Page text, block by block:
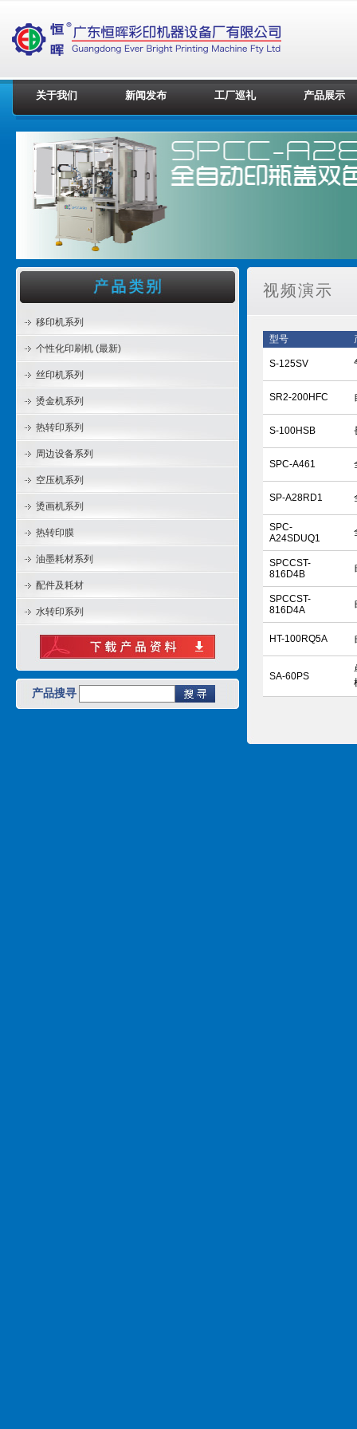
关于我们 新闻发布 工厂巡礼 产品展示
移印机系列
个性化印刷机 (最新)
丝印机系列
烫金机系列
热转印系列
周边设备系列
空压机系列
烫画机系列
热转印膜
油墨耗材系列
配件及耗材
水转印系列
产品搜寻
视频演示
型号
S-125SV
SR2-200HFC
S-100HSB
SPC-A461
SP-A28RD1
SPC-
A24SDUQ1
SPCCST-
816D4B
SPCCST-
816D4A
HT-100RQ5A
SA-60PS